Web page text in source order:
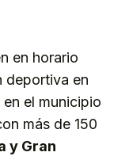
en horario
deportiva en
en el municipio
más de 150
y Gran